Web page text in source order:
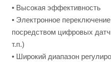
• Высокая эффективность
• Электронное
посредством цифровых
т.п.)
• Широкий диапазон